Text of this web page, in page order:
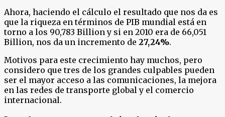
Ahora, haciendo el cálculo el resultado que nos da es
que la riqueza en términos de PIB mundial está en
torno a los 90,783 Billion y si en 2010 era de 66,051
Billion, nos da un incremento de 27,24%.
Motivos para este crecimiento hay muchos, pero
considero que tres de los grandes culpables pueden
ser el mayor acceso a las comunicaciones, la mejora
en las redes de transporte global y el comercio
internacional.